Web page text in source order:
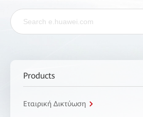
Products
Εταιρική Δικτύωση